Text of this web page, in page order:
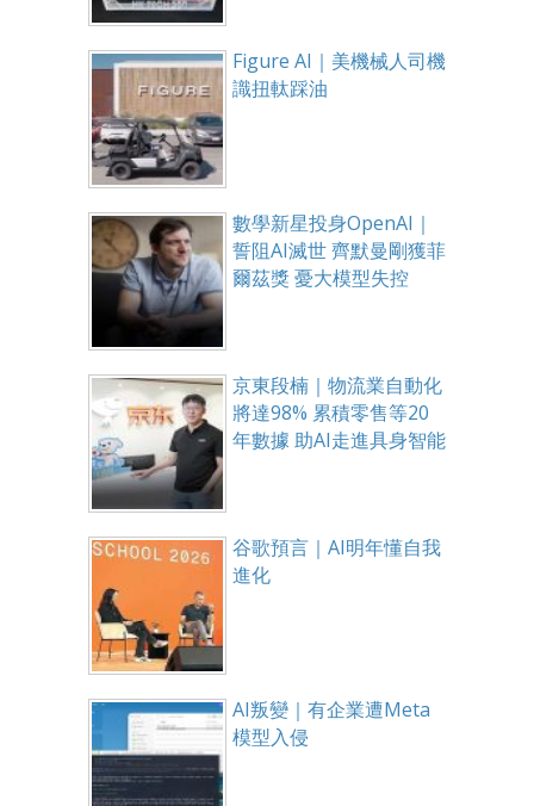
Figure AI｜美機械人司機
識扭軚踩油
數學新星投身OpenAI｜
誓阻AI滅世 齊默曼剛獲菲
爾茲獎 憂大模型失控
京東段楠｜物流業自動化
將達98% 累積零售等20
年數據 助AI走進具身智能
谷歌預言｜AI明年懂自我
進化
AI叛變｜有企業遭Meta
模型入侵